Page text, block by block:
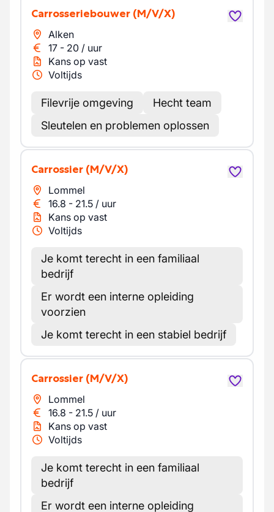
Carrosseriebouwer (M/V/X)
Alken
17 - 20 / uur
Kans op vast
Voltijds
Filevrije omgeving
Hecht team
Sleutelen en problemen oplossen
Carrossier (M/V/X)
Lommel
16.8 - 21.5 / uur
Kans op vast
Voltijds
Je komt terecht in een familiaal
bedrijf
Er wordt een interne opleiding
voorzien
Je komt terecht in een stabiel bedrijf
Carrossier (M/V/X)
Lommel
16.8 - 21.5 / uur
Kans op vast
Voltijds
Je komt terecht in een familiaal
bedrijf
Er wordt een interne opleiding